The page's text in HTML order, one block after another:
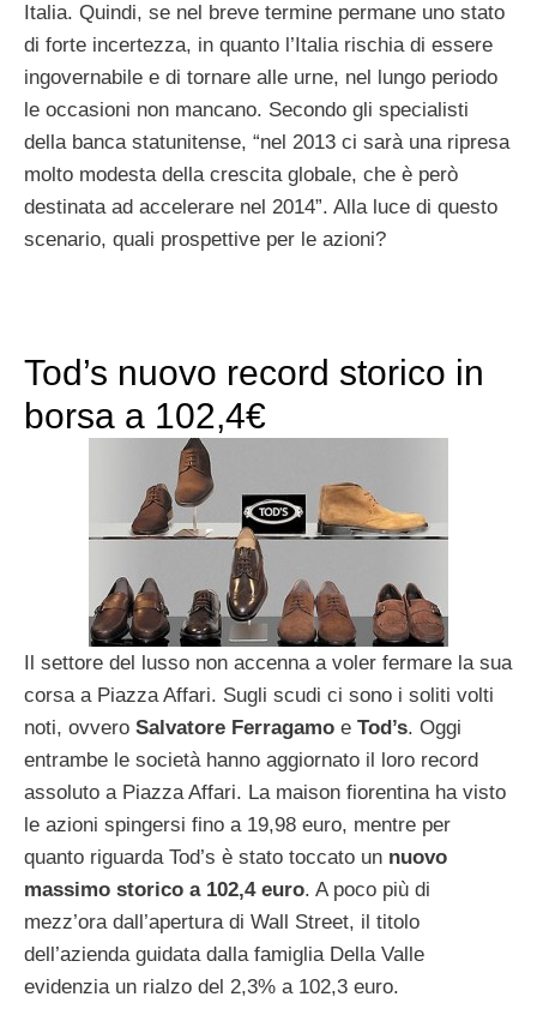
Italia. Quindi, se nel breve termine permane uno stato
di forte incertezza, in quanto l’Italia rischia di essere
ingovernabile e di tornare alle urne, nel lungo periodo
le occasioni non mancano. Secondo gli specialisti
della banca statunitense, “nel 2013 ci sarà una ripresa
molto modesta della crescita globale, che è però
destinata ad accelerare nel 2014”. Alla luce di questo
scenario, quali prospettive per le azioni?
Tod’s nuovo record storico in
borsa a 102,4€
Il settore del lusso non accenna a voler fermare la sua
corsa a Piazza Affari. Sugli scudi ci sono i soliti volti
noti, ovvero Salvatore Ferragamo e Tod’s. Oggi
entrambe le società hanno aggiornato il loro record
assoluto a Piazza Affari. La maison fiorentina ha visto
le azioni spingersi fino a 19,98 euro, mentre per
quanto riguarda Tod’s è stato toccato un nuovo
massimo storico a 102,4 euro. A poco più di
mezz’ora dall’apertura di Wall Street, il titolo
dell’azienda guidata dalla famiglia Della Valle
evidenzia un rialzo del 2,3% a 102,3 euro.